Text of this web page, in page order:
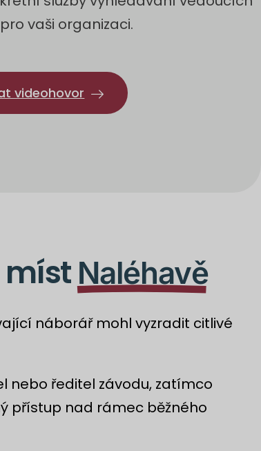
vaši organizaci.
videohovor
míst Naléhavě
náborář mohl vyzradit citlivé
nebo ředitel závodu, zatímco
přístup nad rámec běžného